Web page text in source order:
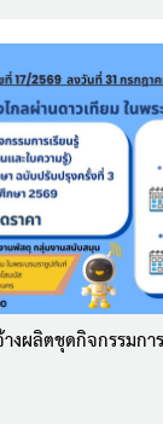
งผลิตชุดกิจกรรมกา